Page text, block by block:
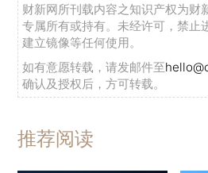
财新网所刊载内容之知识产权为财
专属所有或持有。未经许可，禁止
建立镜像等任何使用。
如有意愿转载，请发邮件至
确认及授权后，方可转载。
推荐阅读